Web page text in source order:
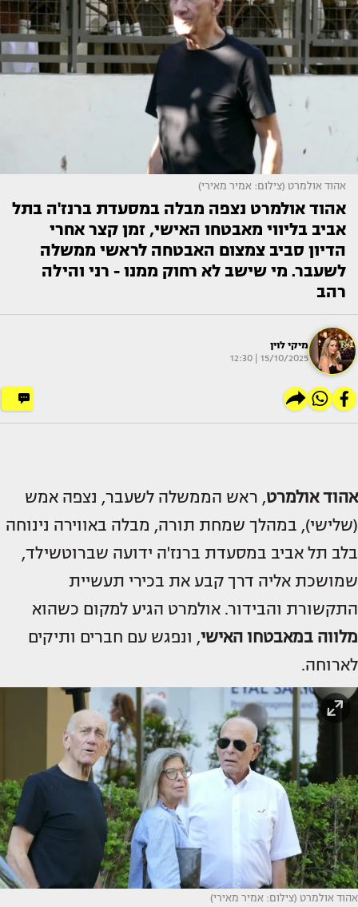
אהוד אולמרט (צילום: אמיר מאירי)
אהוד אולמרט נצפה מבלה במסעדת ברנז'ה בתל
אביב בליווי מאבטחו האישי, זמן קצר אחרי
הדיון סביב צמצום האבטחה לראשי ממשלה
לשעבר. מי שישב לא רחוק ממנו - רני והילה
רהב
מיקי לוין
15/10/2025 | 12:30
אהוד אולמרט, ראש הממשלה לשעבר, נצפה אמש
(שלישי), במהלך שמחת תורה, מבלה באווירה נינוחה
בלב תל אביב במסעדת ברנז'ה ידועה שברוטשילד,
שמושכת אליה דרך קבע את בכירי תעשיית
התקשורת והבידור. אולמרט הגיע למקום כשהוא
מלווה במאבטחו האישי, ונפגש עם חברים ותיקים
לארוחה.
אהוד אולמרט (צילום: אמיר מאירי)